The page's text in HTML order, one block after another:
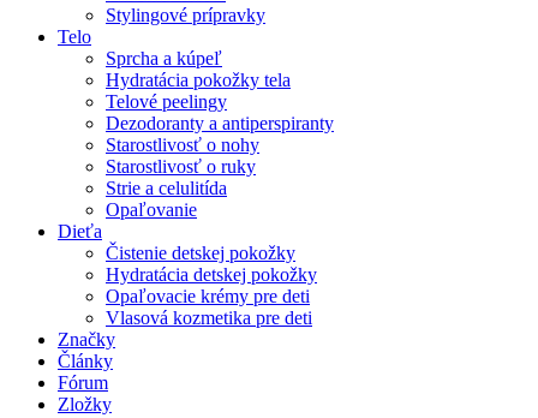
Stylingové prípravky
Telo
Sprcha a kúpeľ
Hydratácia pokožky tela
Telové peelingy
Dezodoranty a antiperspiranty
Starostlivosť o nohy
Starostlivosť o ruky
Strie a celulitída
Opaľovanie
Dieťa
Čistenie detskej pokožky
Hydratácia detskej pokožky
Opaľovacie krémy pre deti
Vlasová kozmetika pre deti
Značky
Články
Fórum
Zložky